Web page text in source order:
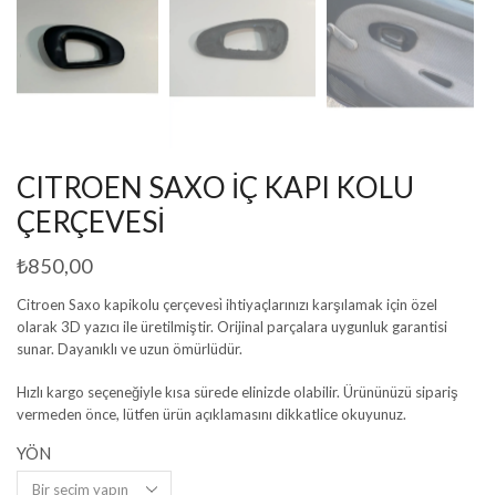
CITROEN SAXO İÇ KAPI KOLU
ÇERÇEVESİ
₺850,00
Citroen Saxo kapikolu çerçevesi̇ ihtiyaçlarınızı karşılamak için özel
olarak 3D yazıcı ile üretilmiştir. Orijinal parçalara uygunluk garantisi
sunar. Dayanıklı ve uzun ömürlüdür.
Hızlı kargo seçeneğiyle kısa sürede elinizde olabilir. Ürününüzü sipariş
vermeden önce, lütfen ürün açıklamasını dikkatlice okuyunuz.
YÖN